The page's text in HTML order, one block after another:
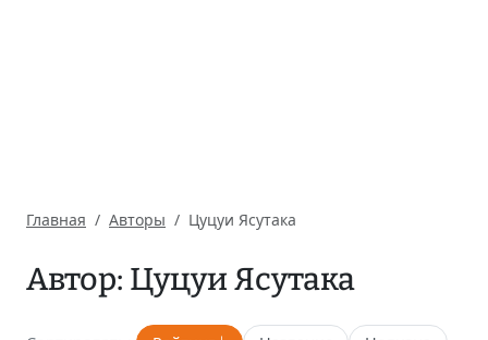
Главная Авторы Цуцуи Ясутака
Автор: Цуцуи Ясутака